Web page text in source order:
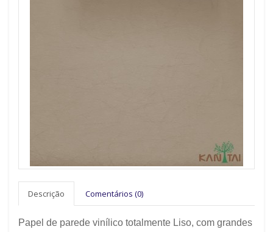
Descrição Comentários (0)
Papel de parede vinílico totalmente Liso, com grandes